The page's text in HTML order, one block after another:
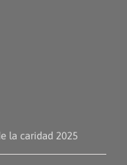
la caridad 2025